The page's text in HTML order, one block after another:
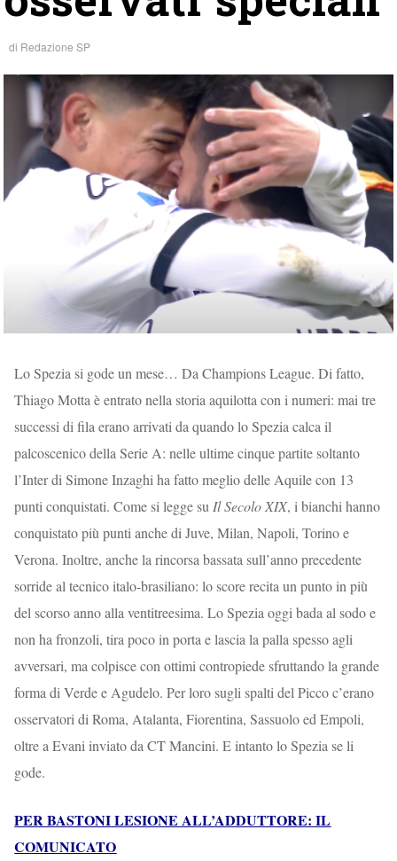
di Redazione SP
Lo Spezia si gode un mese… Da Champions League. Di fatto,
Thiago Motta è entrato nella storia aquilotta con i numeri: mai tre
successi di fila erano arrivati da quando lo Spezia calca il
palcoscenico della Serie A: nelle ultime cinque partite soltanto
l’Inter di Simone Inzaghi ha fatto meglio delle Aquile con 13
punti conquistati. Come si legge su Il Secolo XIX, i bianchi hanno
conquistato più punti anche di Juve, Milan, Napoli, Torino e
Verona. Inoltre, anche la rincorsa bassata sull’anno precedente
sorride al tecnico italo-brasiliano: lo score recita un punto in più
del scorso anno alla ventitreesima. Lo Spezia oggi bada al sodo e
non ha fronzoli, tira poco in porta e lascia la palla spesso agli
avversari, ma colpisce con ottimi contropiede sfruttando la grande
forma di Verde e Agudelo. Per loro sugli spalti del Picco c’erano
osservatori di Roma, Atalanta, Fiorentina, Sassuolo ed Empoli,
oltre a Evani inviato da CT Mancini. E intanto lo Spezia se li
gode.
PER BASTONI LESIONE ALL’ADDUTTORE: IL
COMUNICATO